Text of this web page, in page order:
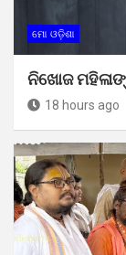
ମୋ ଓଡ଼ିଶା
ନିଖୋଜ
18 hours ago